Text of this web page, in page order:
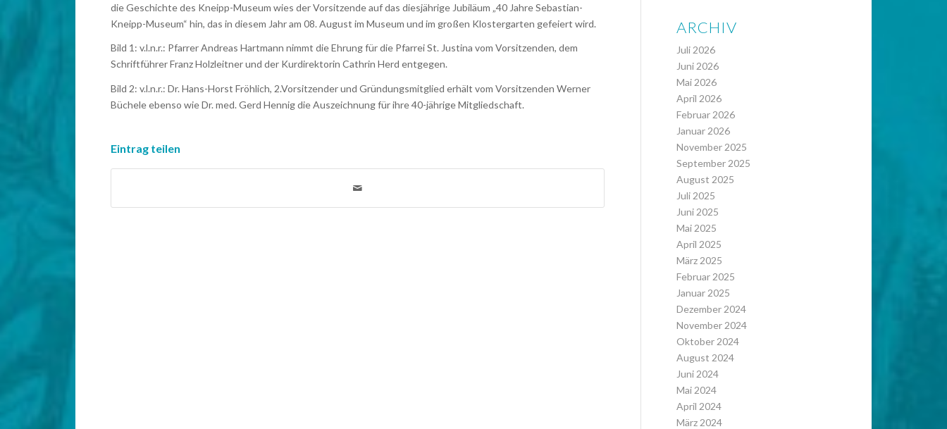
die Geschichte des Kneipp-Museum wies der Vorsitzende auf das diesjährige Jubiläum „40 Jahre Sebastian-
Kneipp-Museum“ hin, das in diesem Jahr am 08. August im Museum und im großen Klostergarten gefeiert wird.
Bild 1: v.l.n.r.: Pfarrer Andreas Hartmann nimmt die Ehrung für die Pfarrei St. Justina vom Vorsitzenden, dem
Schriftführer Franz Holzleitner und der Kurdirektorin Cathrin Herd entgegen.
Bild 2: v.l.n.r.: Dr. Hans-Horst Fröhlich, 2.Vorsitzender und Gründungsmitglied erhält vom Vorsitzenden Werner
Büchele ebenso wie Dr. med. Gerd Hennig die Auszeichnung für ihre 40-jährige Mitgliedschaft.
Eintrag teilen
ARCHIV
Juli 2026
Juni 2026
Mai 2026
April 2026
Februar 2026
Januar 2026
November 2025
September 2025
August 2025
Juli 2025
Juni 2025
Mai 2025
April 2025
März 2025
Februar 2025
Januar 2025
Dezember 2024
November 2024
Oktober 2024
August 2024
Juni 2024
Mai 2024
April 2024
März 2024